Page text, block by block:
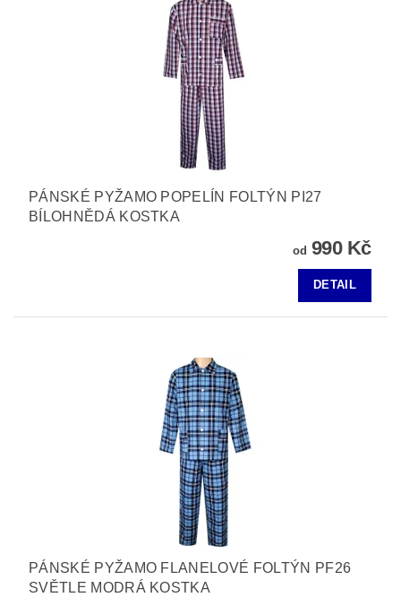
PÁNSKÉ PYŽAMO POPELÍN FOLTÝN PI27
BÍLOHNĚDÁ KOSTKA
od 990 Kč
DETAIL
PÁNSKÉ PYŽAMO FLANELOVÉ FOLTÝN PF26
SVĚTLE MODRÁ KOSTKA